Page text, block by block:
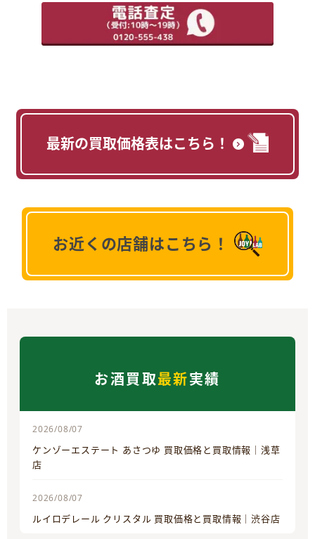
最新の買取価格表はこちら！
お近くの店舗はこちら！
お酒買取最新実績
2026/08/07
ケンゾーエステート あさつゆ 買取価格と買取情報｜浅草
店
2026/08/07
ルイロデレール クリスタル 買取価格と買取情報｜渋谷店